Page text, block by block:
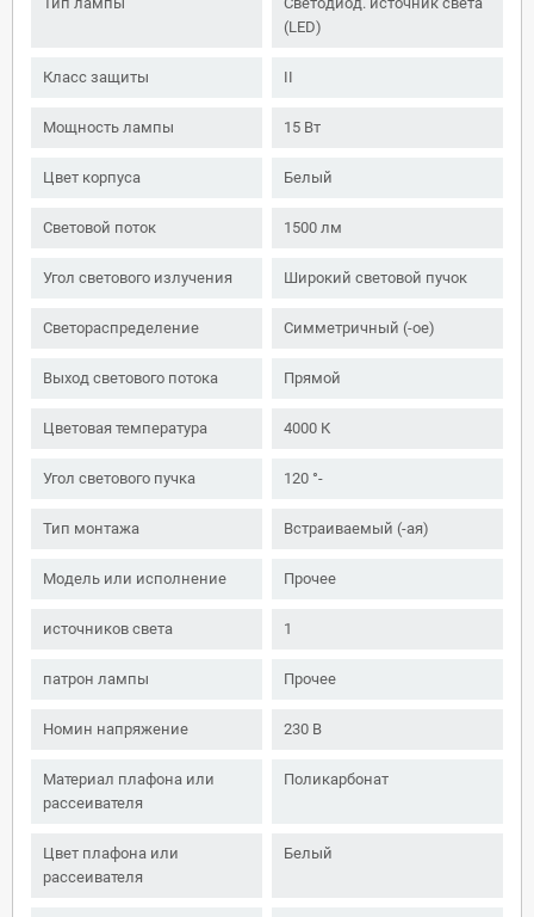
(LED)
Класс защиты II
Мощность лампы 15 Вт
Цвет корпуса Белый
Световой поток 1500 лм
Угол светового излучения Широкий световой пучок
Светораспределение Симметричный (-ое)
Выход светового потока Прямой
Цветовая температура 4000 К
Угол светового пучка 120 °-
Тип монтажа Встраиваемый (-ая)
Модель или исполнение Прочее
источников света 1
патрон лампы Прочее
Номин напряжение 230 В
Материал плафона или
рассеивателя
Поликарбонат
Цвет плафона или
рассеивателя
Белый